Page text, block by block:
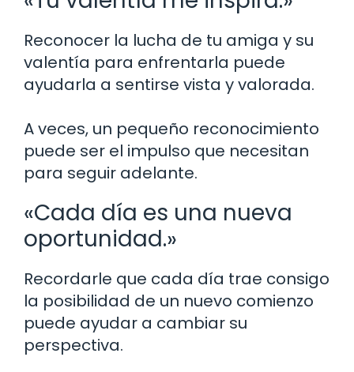
Reconocer la lucha de tu amiga y su
valentía para enfrentarla puede
ayudarla a sentirse vista y valorada.
A veces, un pequeño reconocimiento
puede ser el impulso que necesitan
para seguir adelante.
«Cada día es una nueva
oportunidad.»
Recordarle que cada día trae consigo
la posibilidad de un nuevo comienzo
puede ayudar a cambiar su
perspectiva.